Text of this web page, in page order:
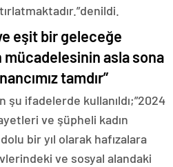
eşit bir geleceğe
mücadelesinin asla sona
tamdır”
şu ifadelerde kullanıldı;”2024
ve şüpheli kadın
bir yıl olarak hafızalara
ve sosyal alandaki